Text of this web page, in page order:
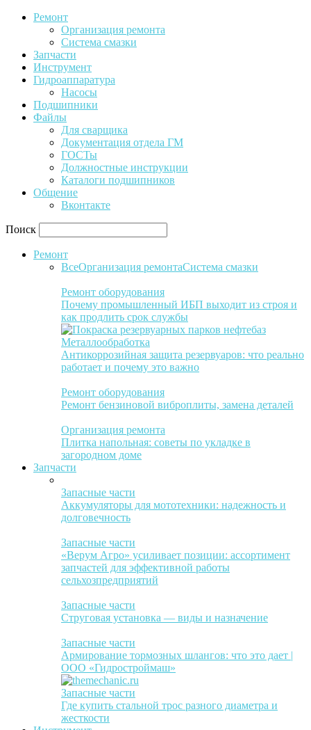
Ремонт
Организация ремонта
Система смазки
Запчасти
Инструмент
Гидроаппаратура
Насосы
Подшипники
Файлы
Для сварщика
Документация отдела ГМ
ГОСТы
Должностные инструкции
Каталоги подшипников
Общение
Вконтакте
Поиск
Ремонт
ВсеОрганизация ремонтаСистема смазки
Ремонт оборудования
Почему промышленный ИБП выходит из строя и
как продлить срок службы
Металлообработка
Антикоррозийная защита резервуаров: что реально
работает и почему это важно
Ремонт оборудования
Ремонт бензиновой виброплиты, замена деталей
Организация ремонта
Плитка напольная: советы по укладке в
загородном доме
Запчасти
Запасные части
Аккумуляторы для мототехники: надежность и
долговечность
Запасные части
«Верум Агро» усиливает позиции: ассортимент
запчастей для эффективной работы
сельхозпредприятий
Запасные части
Струговая установка — виды и назначение
Запасные части
Армирование тормозных шлангов: что это дает |
ООО «Гидростроймаш»
Запасные части
Где купить стальной трос разного диаметра и
жесткости